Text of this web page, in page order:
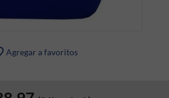
Agregar a favoritos